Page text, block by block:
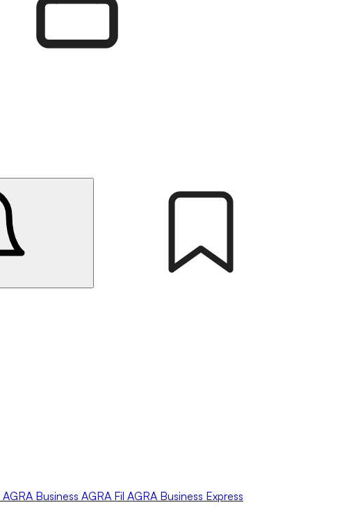
AGRA Business AGRA Fil AGRA Business Express